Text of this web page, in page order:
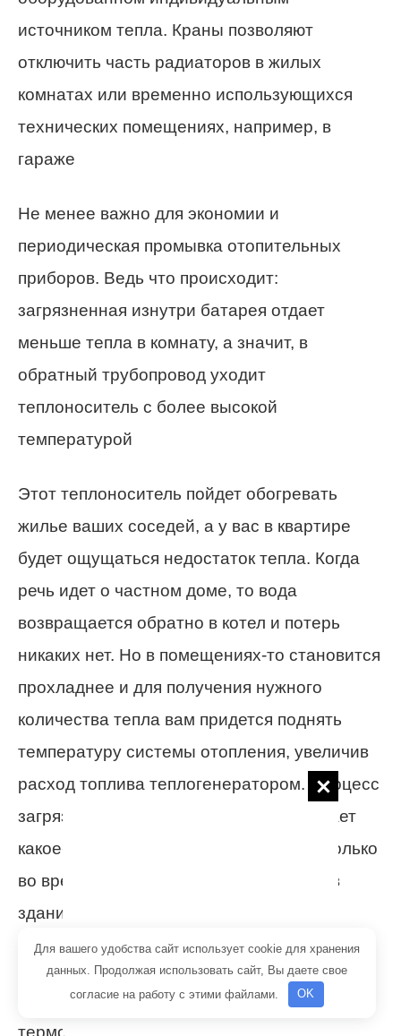
источником тепла. Краны позволяют
отключить часть радиаторов в жилых
комнатах или временно использующихся
технических помещениях, например, в
гараже
Не менее важно для экономии и
периодическая промывка отопительных
приборов. Ведь что происходит:
загрязненная изнутри батарея отдает
меньше тепла в комнату, а значит, в
обратный трубопровод уходит
теплоноситель с более высокой
температурой
Этот теплоноситель пойдет обогревать
жилье ваших соседей, а у вас в квартире
будет ощущаться недостаток тепла. Когда
речь идет о частном доме, то вода
возвращается обратно в котел и потерь
никаких нет. Но в помещениях-то становится
прохладнее и для получения нужного
количества тепла вам придется поднять
температуру системы отопления, увеличив
расход топлива теплогенератором. Процесс
загрязнения коварен, поскольку занимает
какое-то время и заметен становится только
во время увеличения затрат на обогрев
здания.
Применение ручных регулирующих
вентилей или автоматических клапанов с
термоголовками дает возможность
Для вашего удобства сайт использует cookie для хранения
данных. Продолжая использовать сайт, Вы даете свое
согласие на работу с этими файлами.
OK